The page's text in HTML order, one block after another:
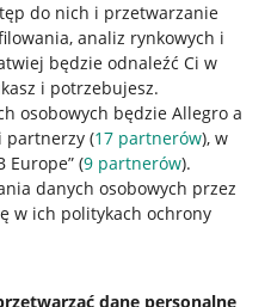
do nich i przetwarzanie
analiz rynkowych i
będzie odnaleźć Ci w
i potrzebujesz.
osobowych będzie Allegro a
partnerzy (17 partnerów), w
Europe” (9 partnerów).
danych osobowych przez
w ich politykach ochrony
dane personalne